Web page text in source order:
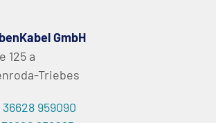
GmbH
125 a
Triebes
959090